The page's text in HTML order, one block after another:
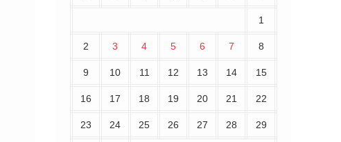
1
2 3 4 5 6 7 8
9 10 11 12 13 14 15
16 17 18 19 20 21 22
23 24 25 26 27 28 29